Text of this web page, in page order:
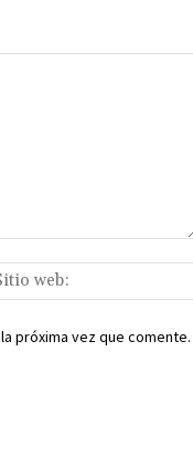
próxima vez que comente.